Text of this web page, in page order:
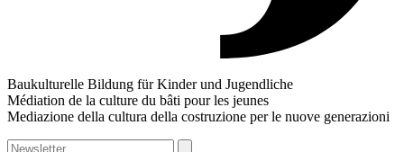
Baukulturelle Bildung für Kinder und Jugendliche
Médiation de la culture du bâti pour les jeunes
Mediazione della cultura della costruzione per le nuove generazioni